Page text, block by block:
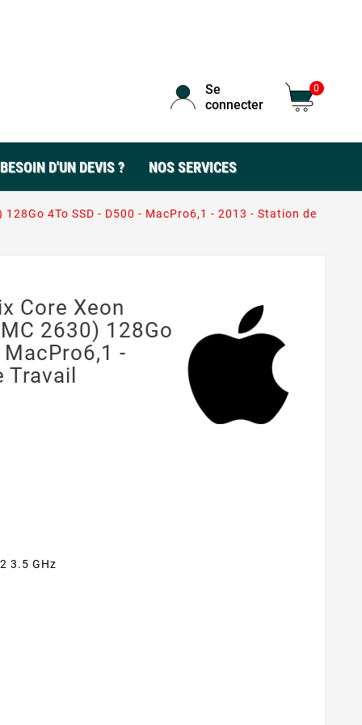
Se
connecter
0
BESOIN D'UN DEVIS ? NOS SERVICES
4To SSD - D500 - MacPro6,1 - 2013 - Station de
Core Xeon
2630) 128Go
MacPro6,1 -
3.5 GHz